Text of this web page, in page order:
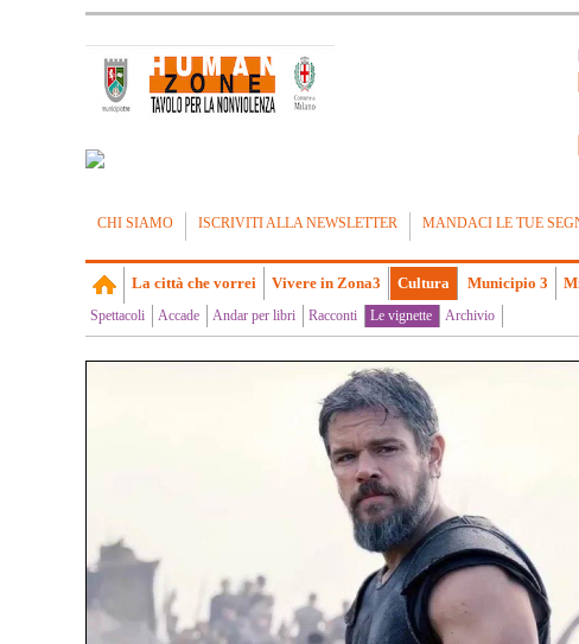
CHI SIAMO ISCRIVITI ALLA NEWSLETTER MANDACI LE TUE
La città che vorrei Vivere in Zona3 Cultura Municipio 3
Spettacoli Accade Andar per libri Racconti Le vignette Archivio